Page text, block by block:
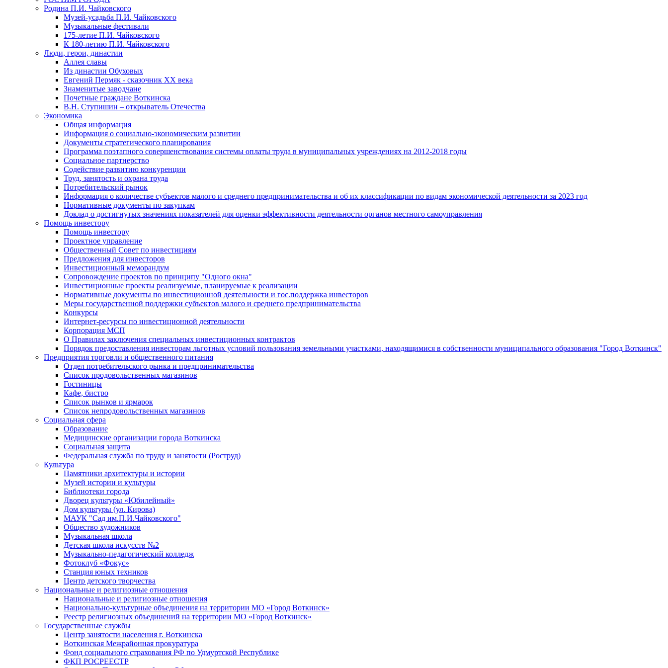
Родина П.И. Чайковского
Музей-усадьба П.И. Чайковского
Музыкальные фестивали
175-летие П.И. Чайковского
К 180-летию П.И. Чайковского
Люди, герои, династии
Аллея славы
Из династии Обуховых
Евгений Пермяк - сказочник XX века
Знаменитые заводчане
Почетные граждане Воткинска
В.Н. Ступишин – открыватель Отечества
Экономика
Общая информация
Информация о социально-экономическим развитии
Документы стратегического планирования
Программа поэтапного совершенствования системы оплаты труда в муниципальных учреждениях на 2012-2018 годы
Социальное партнерство
Содействие развитию конкуренции
Труд, занятость и охрана труда
Потребительский рынок
Информация о количестве субъектов малого и среднего предпринимательства и об их классификации по видам экономической деятельности за 2023 год
Нормативные документы по закупкам
Доклад о достигнутых значениях показателей для оценки эффективности деятельности органов местного самоуправления
Помощь инвестору
Помощь инвестору
Проектное управление
Общественный Совет по инвестициям
Предложения для инвесторов
Инвестиционный меморандум
Сопровождение проектов по принципу "Oдного окна"
Инвестиционные проекты реализуемые, планируемые к реализации
Нормативные документы по инвестиционной деятельности и гос.поддержка инвесторов
Меры государственной поддержки субъектов малого и среднего предпринимательства
Конкурсы
Интернет-ресурсы по инвестиционной деятельности
Корпорация МСП
О Правилах заключения специальных инвестиционных контрактов
Порядок предоставления инвесторам льготных условий пользования земельными участками, находящимися в собственности муниципального образования "Город Воткинск"
Предприятия торговли и общественного питания
Отдел потребительского рынка и предпринимательства
Список продовольственных магазинов
Гостиницы
Кафе, бистро
Cписок рынков и ярмарок
Список непродовольственных магазинов
Социальная сфера
Образование
Медицинские организации города Воткинска
Социальная защита
Федеральная служба по труду и занятости (Роструд)
Культура
Памятники архитектуры и истории
Музей истории и культуры
Библиотеки города
Дворец культуры «Юбилейный»
Дом культуры (ул. Кирова)
МАУК "Сад им.П.И.Чайковского"
Общество художников
Музыкальная школа
Детская школа искусств №2
Музыкально-педагогический колледж
Фотоклуб «Фокус»
Станция юных техников
Центр детского творчества
Национальные и религиозные отношения
Национальные и религиозные отношения
Национально-культурные объединения на территории МО «Город Воткинск»
Реестр религиозных объединений на территории МО «Город Воткинск»
Государственные службы
Центр занятости населения г. Воткинска
Воткинская Межрайонная прокуратура
Фонд социального страхования РФ по Удмуртской Республике
ФКП РОСРЕЕСТР